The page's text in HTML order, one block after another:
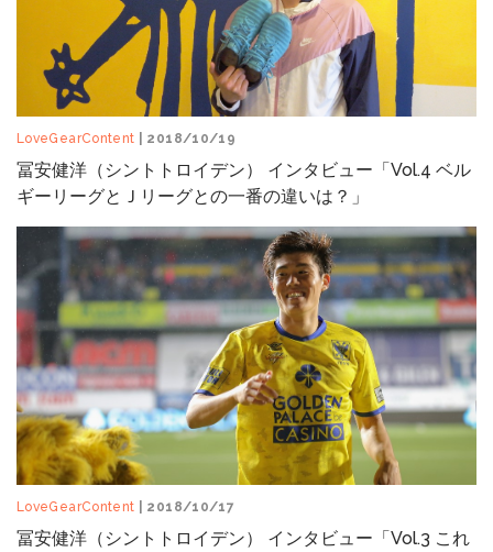
LoveGearContent | 2018/10/19
冨安健洋（シントトロイデン） インタビュー「Vol.4 ベル
ギーリーグとＪリーグとの一番の違いは？」
LoveGearContent | 2018/10/17
冨安健洋（シントトロイデン） インタビュー「Vol.3 これ